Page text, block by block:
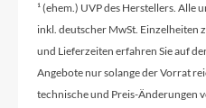
Rotwild B220 Carbon
780
¹ (ehem.) UVP des Herstellers. Alle
inkl. deutscher MwSt. Einzelheiten
und Lieferzeiten erfahren Sie auf
Angebote nur solange der Vorrat
technische und Preis-Änderungen